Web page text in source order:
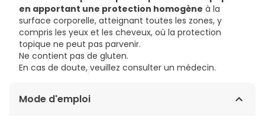
en apportant une protection homogène à la
surface corporelle, atteignant toutes les zones, y
compris les yeux et les cheveux, où la protection
topique ne peut pas parvenir.
Ne contient pas de gluten.
En cas de doute, veuillez consulter un médecin.
Mode d'emploi